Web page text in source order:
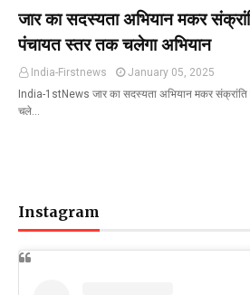
जार का सदस्यता अभियान मकर
पंचायत स्तर तक चलेगा अभियान
India-Firstnews
January 05, 2025
India-1stNews जार का सदस्यता अभियान मकर
चले…
Instagram